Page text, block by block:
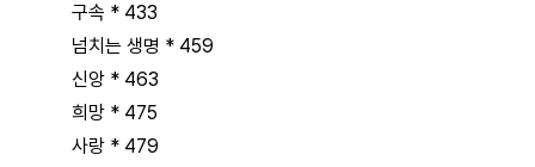
구속 * 433
넘치는 생명 * 459
신앙 * 463
희망 * 475
사랑 * 479